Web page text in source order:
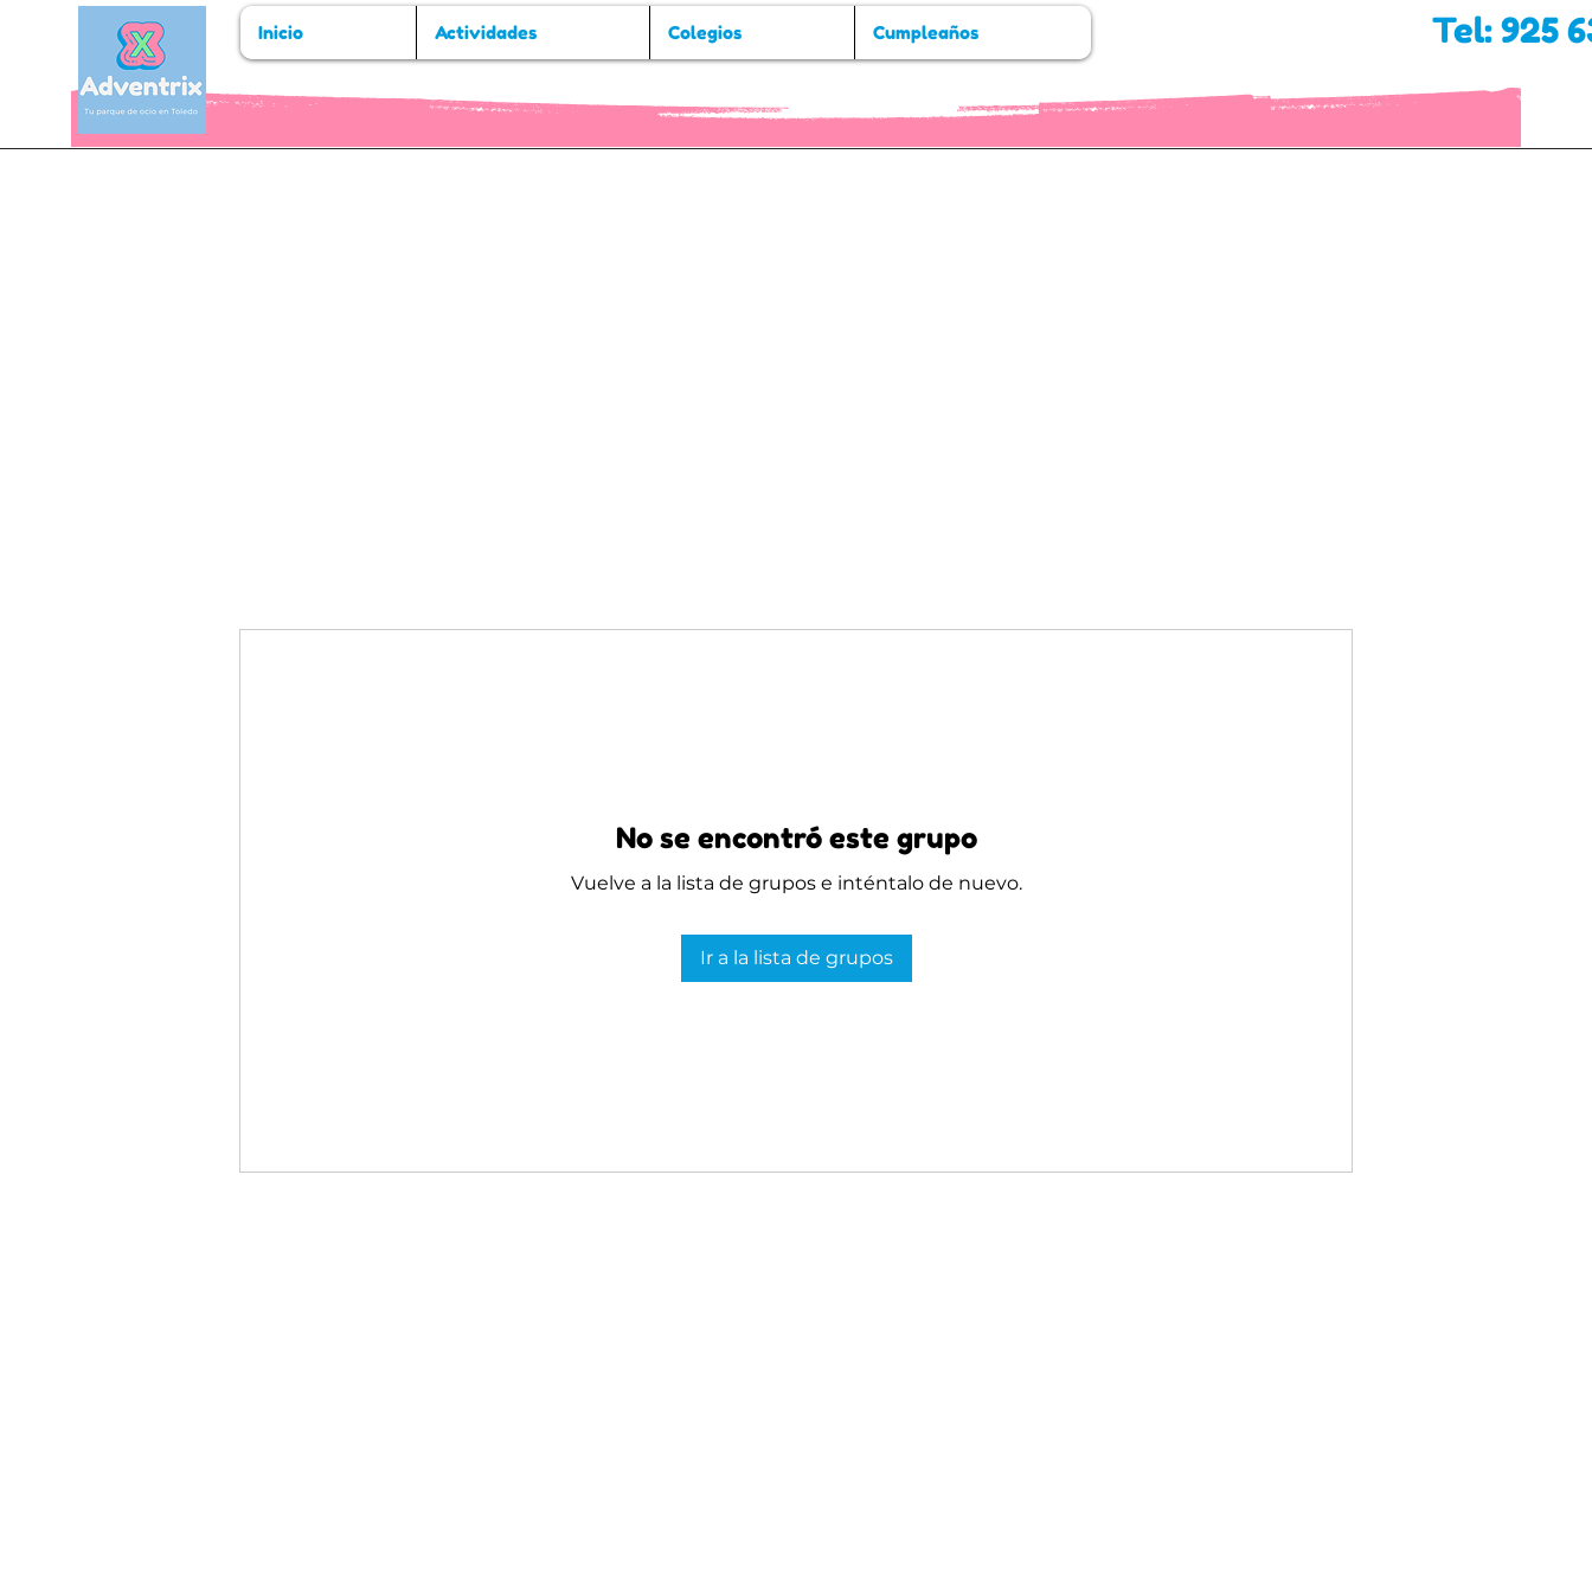
Inicio Actividades Colegios Cumpleaños Tel: 925
No se encontró este grupo
Vuelve a la lista de grupos e inténtalo de nuevo.
Ir a la lista de grupos